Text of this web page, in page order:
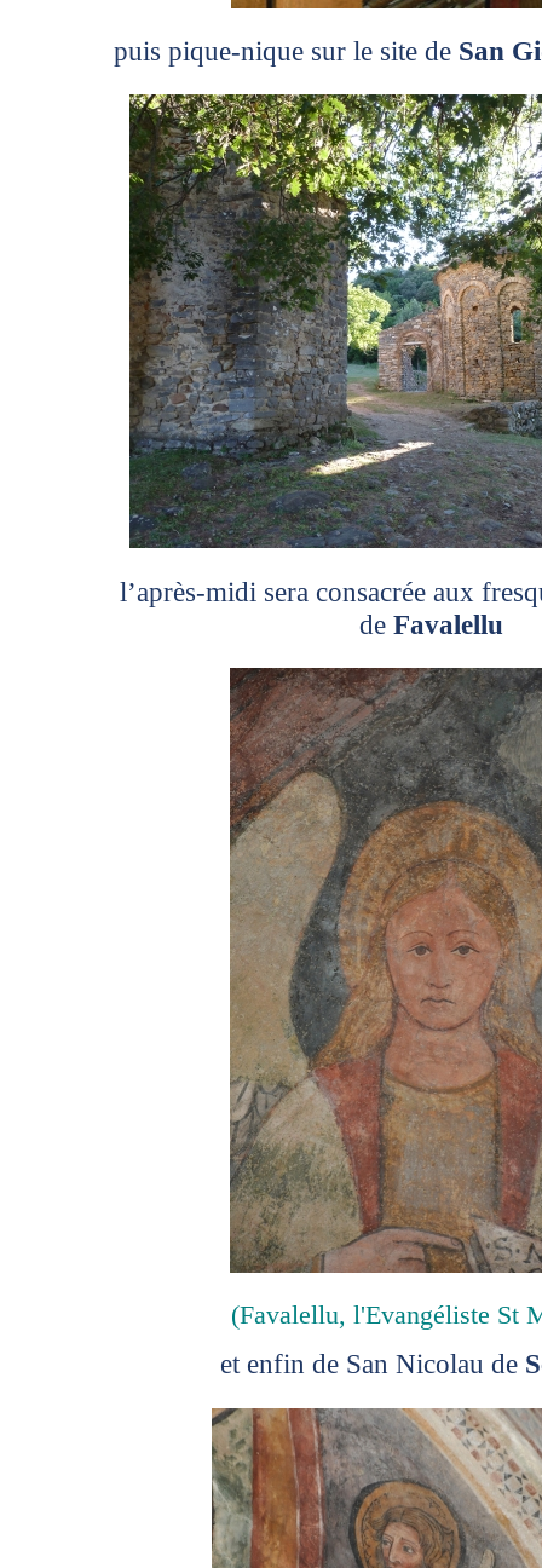
puis pique-nique sur le site de San
l’après-midi sera consacrée aux
de Favalellu
(Favalellu, l'Evangéliste St
et enfin de San Nicolau de